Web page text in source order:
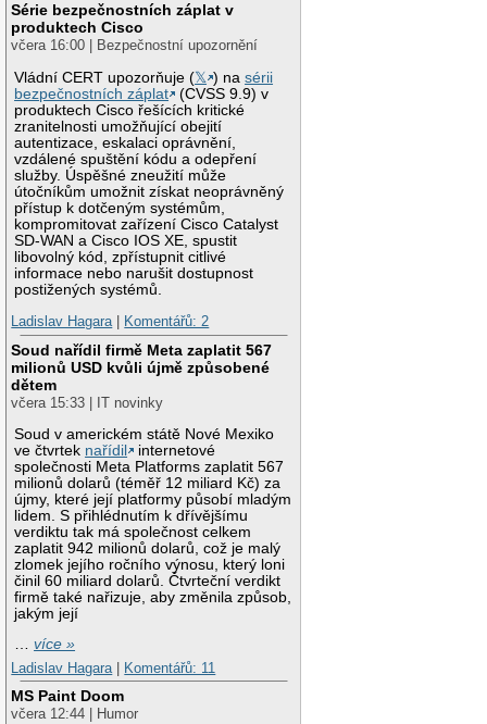
Série bezpečnostních záplat v
produktech Cisco
včera 16:00 | Bezpečnostní upozornění
Vládní CERT upozorňuje (𝕏 ) nasérii
bezpečnostních záplat
(CVSS 9.9) v
produktech Cisco řešících kritické
zranitelnosti umožňující obejití
autentizace, eskalaci oprávnění,
vzdálené spuštění kódu a odepření
služby. Úspěšné zneužití může
útočníkům umožnit získat neoprávněný
přístup k dotčeným systémům,
kompromitovat zařízení Cisco Catalyst
SD-WAN a Cisco IOS XE, spustit
libovolný kód, zpřístupnit citlivé
informace nebo narušit dostupnost
postižených systémů.
Ladislav Hagara| Komentářů: 2
Soud nařídil firmě Meta zaplatit 567
milionů USD kvůli újmě způsobené
dětem
včera 15:33 | IT novinky
Soud v americkém státě Nové Mexiko
ve čtvrtek nařídil
internetové
společnosti Meta Platforms zaplatit 567
milionů dolarů (téměř 12 miliard Kč) za
újmy, které její platformy působí mladým
lidem. S přihlédnutím k dřívějšímu
verdiktu tak má společnost celkem
zaplatit 942 milionů dolarů, což je malý
zlomek jejího ročního výnosu, který loni
činil 60 miliard dolarů. Čtvrteční verdikt
firmě také nařizuje, aby změnila způsob,
jakým její
…více »
Ladislav Hagara
Komentářů: 11
MS Paint Doom
včera 12:44 | Humor